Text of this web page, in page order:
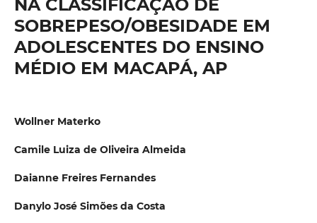
NA CLASSIFICAÇÃO DE
SOBREPESO/OBESIDADE EM
ADOLESCENTES DO ENSINO
MÉDIO EM MACAPÁ, AP
Wollner Materko
Camile Luiza de Oliveira Almeida
Daianne Freires Fernandes
Danylo José Simões da Costa